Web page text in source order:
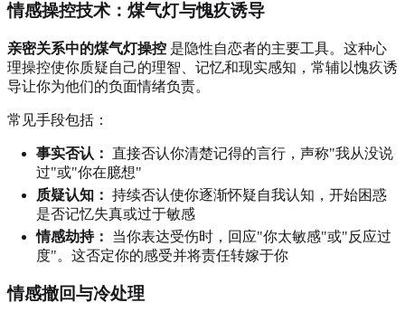
情感操控技术：煤气灯与愧疚诱导
亲密关系中的煤气灯操控 是隐性自恋者的主要工具。这种心
理操控使你质疑自己的理智、记忆和现实感知，常辅以愧疚诱
导让你为他们的负面情绪负责。
常见手段包括：
事实否认： 直接否认你清楚记得的言行，声称"我从没说
过"或"你在臆想"
质疑认知： 持续否认使你逐渐怀疑自我认知，开始困惑
是否记忆失真或过于敏感
情感劫持：
当你表达受伤时，回应"你太敏感"或"反应过
度"。这否定你的感受并将责任转嫁于你
情感撤回与冷处理